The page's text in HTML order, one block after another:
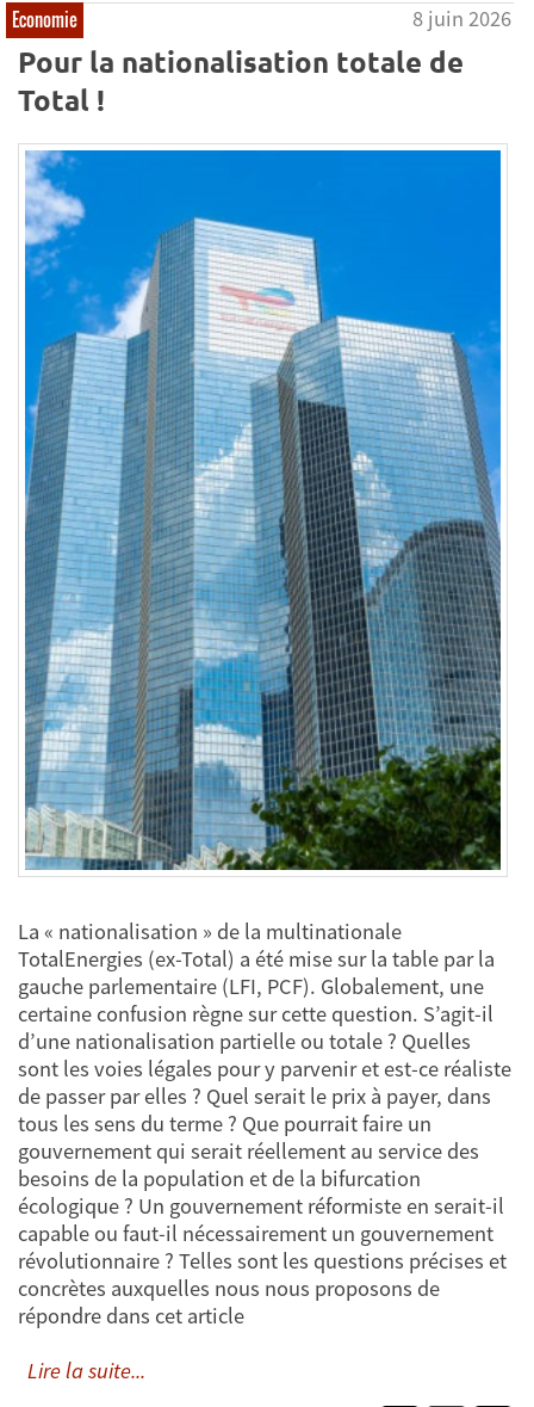
Economie 8 juin 2026
Pour la nationalisation totale de
Total !
La « nationalisation » de la multinationale
TotalEnergies (ex-Total) a été mise sur la table par la
gauche parlementaire (LFI, PCF). Globalement, une
certaine confusion règne sur cette question. S’agit-il
d’une nationalisation partielle ou totale ? Quelles
sont les voies légales pour y parvenir et est-ce réaliste
de passer par elles ? Quel serait le prix à payer, dans
tous les sens du terme ? Que pourrait faire un
gouvernement qui serait réellement au service des
besoins de la population et de la bifurcation
écologique ? Un gouvernement réformiste en serait-il
capable ou faut-il nécessairement un gouvernement
révolutionnaire ? Telles sont les questions précises et
concrètes auxquelles nous nous proposons de
répondre dans cet article
Lire la suite...